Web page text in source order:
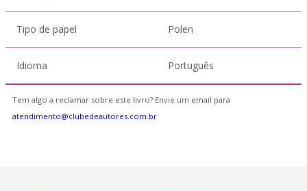
Tipo de papel Polen
Idioma Português
Tem algo a reclamar sobre este livro? Envie um email para
atendimento@clubedeautores.com.br